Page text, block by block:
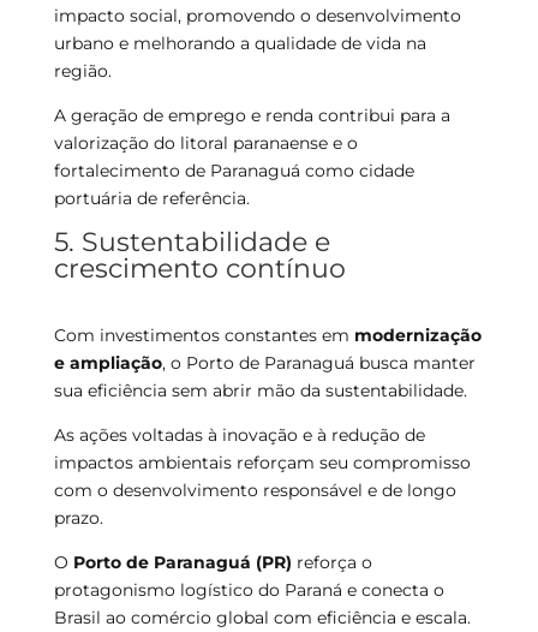
impacto social, promovendo o desenvolvimento
urbano e melhorando a qualidade de vida na
região.
A geração de emprego e renda contribui para a
valorização do litoral paranaense e o
fortalecimento de Paranaguá como cidade
portuária de referência.
5. Sustentabilidade e
crescimento contínuo
Com investimentos constantes em modernização
e ampliação, o Porto de Paranaguá busca manter
sua eficiência sem abrir mão da sustentabilidade.
As ações voltadas à inovação e à redução de
impactos ambientais reforçam seu compromisso
com o desenvolvimento responsável e de longo
prazo.
O Porto de Paranaguá (PR) reforça o
protagonismo logístico do Paraná e conecta o
Brasil ao comércio global com eficiência e escala.